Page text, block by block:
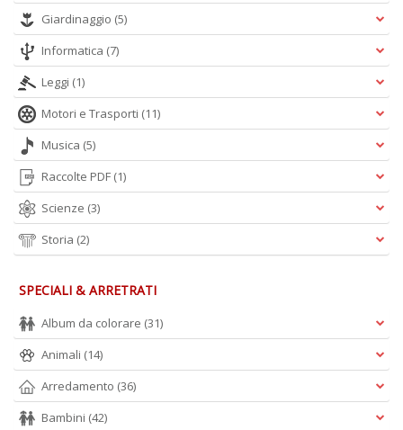
Giardinaggio (5)
Informatica (7)
Leggi (1)
Motori e Trasporti (11)
Musica (5)
Raccolte PDF (1)
Scienze (3)
Storia (2)
SPECIALI & ARRETRATI
Album da colorare (31)
Animali (14)
Arredamento (36)
Bambini (42)